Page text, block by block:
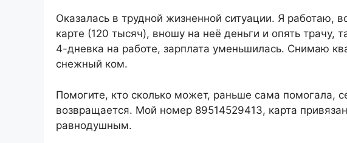
Оказалась в трудной жизненной ситуации. Я работаю,
карте (120 тысяч), вношу на неё деньги и опять трачу,
4-дневка на работе, зарплата уменьшилась. Снимаю
снежный ком.
Помогите, кто сколько может, раньше сама помогала,
возвращается. Мой номер 89514529413, карта
равнодушным.